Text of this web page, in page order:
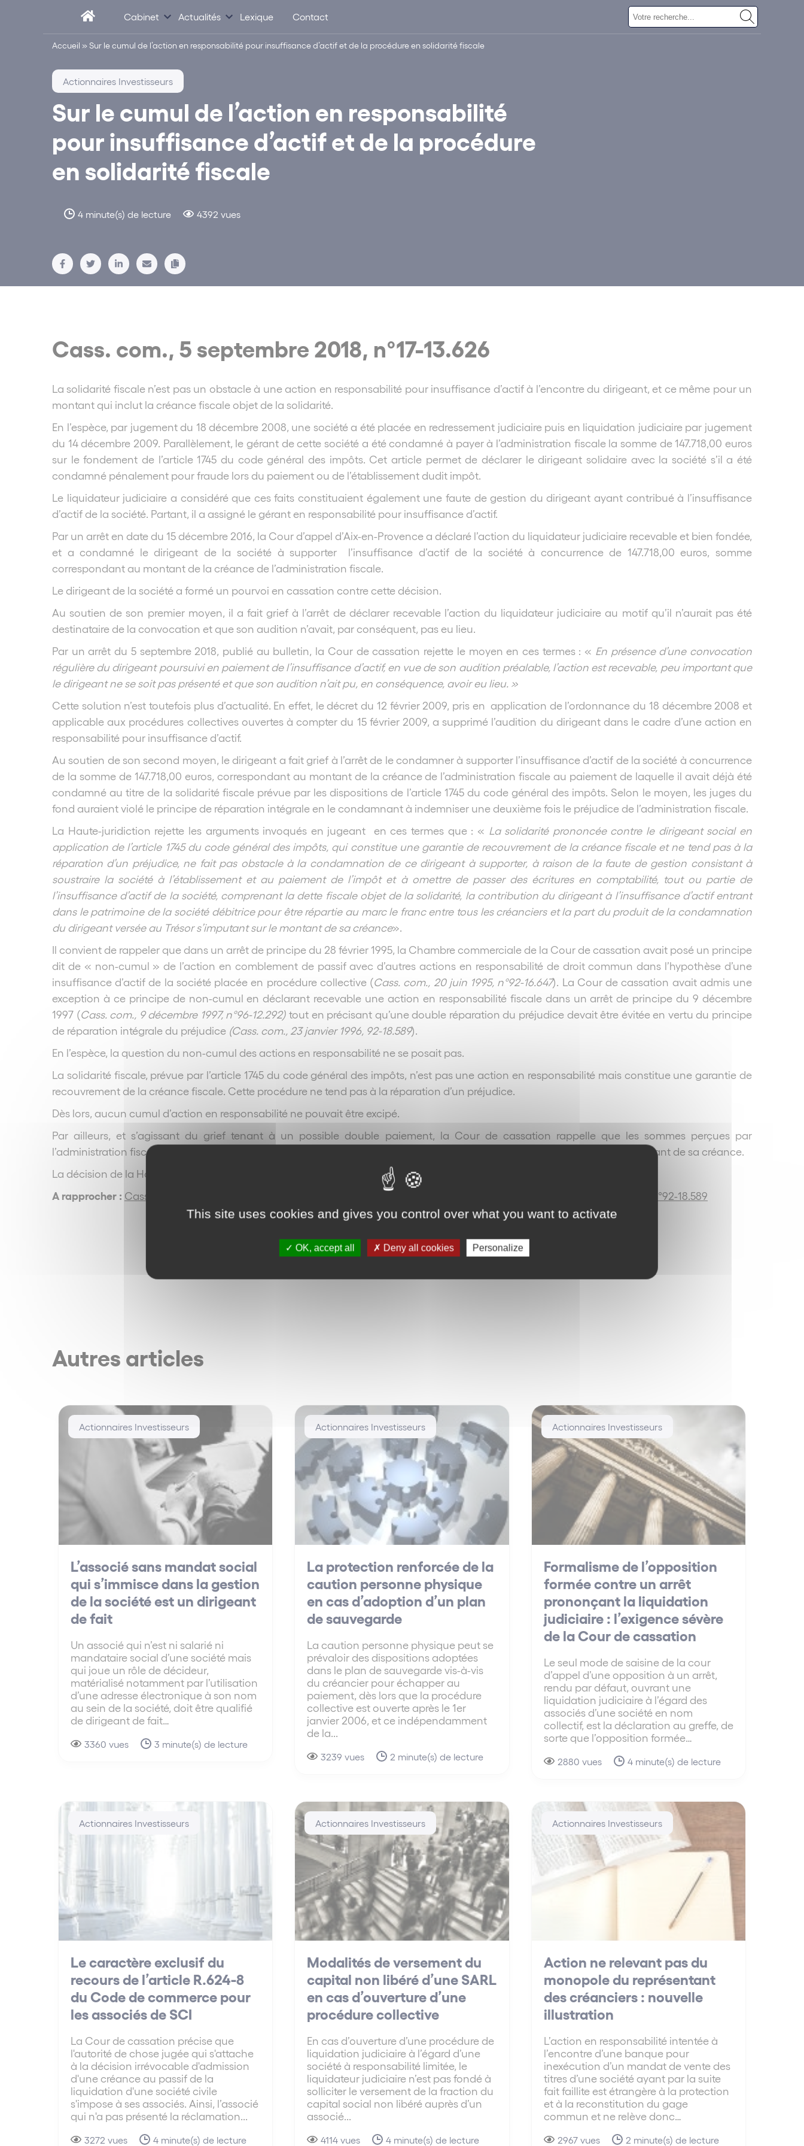
Cabinet Actualités Lexique Contact
Accueil » Sur le cumul de l’action en responsabilité pour insuffisance d’actif et de la procédure en solidarité fiscale
Sur le cumul de l’action en responsabilité
pour insuffisance d’actif et de la procédure
en solidarité fiscale
4 minute(s) de lecture 4392 vues
Actionnaires Investisseurs
Cass. com., 5 septembre 2018, n°17-13.626
La solidarité fiscale n’est pas un obstacle à une action en responsabilité pour insuffisance d’actif à l’encontre du dirigeant, et ce même pour un
montant qui inclut la créance fiscale objet de la solidarité.
En l’espèce, par jugement du 18 décembre 2008, une société a été placée en redressement judiciaire puis en liquidation judiciaire par jugement
du 14 décembre 2009. Parallèlement, le gérant de cette société a été condamné à payer à l’administration fiscale la somme de 147.718,00 euros
sur le fondement de l’article 1745 du code général des impôts. Cet article permet de déclarer le dirigeant solidaire avec la société s’il a été
condamné pénalement pour fraude lors du paiement ou de l’établissement dudit impôt.
Le liquidateur judiciaire a considéré que ces faits constituaient également une faute de gestion du dirigeant ayant contribué à l’insuffisance
d’actif de la société. Partant, il a assigné le gérant en responsabilité pour insuffisance d’actif.
Par un arrêt en date du 15 décembre 2016, la Cour d’appel d’Aix-en-Provence a déclaré l’action du liquidateur judiciaire recevable et bien fondée,
et a condamné le dirigeant de la société à supporter l’insuffisance d’actif de la société à concurrence de 147.718,00 euros, somme
correspondant au montant de la créance de l’administration fiscale.
Le dirigeant de la société a formé un pourvoi en cassation contre cette décision.
Au soutien de son premier moyen, il a fait grief à l’arrêt de déclarer recevable l’action du liquidateur judiciaire au motif qu’il n’aurait pas été
destinataire de la convocation et que son audition n’avait, par conséquent, pas eu lieu.
Par un arrêt du 5 septembre 2018, publié au bulletin, la Cour de cassation rejette le moyen en ces termes : « En présence d’une convocation
régulière du dirigeant poursuivi en paiement de l’insuffisance d’actif, en vue de son audition préalable, l’action est recevable, peu important que
le dirigeant ne se soit pas présenté et que son audition n’ait pu, en conséquence, avoir eu lieu. »
Cette solution n’est toutefois plus d’actualité. En effet, le décret du 12 février 2009, pris en application de l’ordonnance du 18 décembre 2008 et
applicable aux procédures collectives ouvertes à compter du 15 février 2009, a supprimé l’audition du dirigeant dans le cadre d’une action en
responsabilité pour insuffisance d’actif.
Au soutien de son second moyen, le dirigeant a fait grief à l’arrêt de le condamner à supporter l’insuffisance d’actif de la société à concurrence
de la somme de 147.718,00 euros, correspondant au montant de la créance de l’administration fiscale au paiement de laquelle il avait déjà été
condamné au titre de la solidarité fiscale prévue par les dispositions de l’article 1745 du code général des impôts. Selon le moyen, les juges du
fond auraient violé le principe de réparation intégrale en le condamnant à indemniser une deuxième fois le préjudice de l’administration fiscale.
La Haute-juridiction rejette les arguments invoqués en jugeant en ces termes que : « La solidarité prononcée contre le dirigeant social en
application de l’article 1745 du code général des impôts, qui constitue une garantie de recouvrement de la créance fiscale et ne tend pas à la
réparation d’un préjudice, ne fait pas obstacle à la condamnation de ce dirigeant à supporter, à raison de la faute de gestion consistant à
soustraire la société à l’établissement et au paiement de l’impôt et à omettre de passer des écritures en comptabilité, tout ou partie de
l’insuffisance d’actif de la société, comprenant la dette fiscale objet de la solidarité, la contribution du dirigeant à l’insuffisance d’actif entrant
dans le patrimoine de la société débitrice pour être répartie au marc le franc entre tous les créanciers et la part du produit de la condamnation
du dirigeant versée au Trésor s’imputant sur le montant de sa créance».
Il convient de rappeler que dans un arrêt de principe du 28 février 1995, la Chambre commerciale de la Cour de cassation avait posé un principe
dit de « non-cumul » de l’action en comblement de passif avec d’autres actions en responsabilité de droit commun dans l’hypothèse d’une
insuffisance d’actif de la société placée en procédure collective (Cass. com., 20 juin 1995, n°92-16.647). La Cour de cassation avait admis une
exception à ce principe de non-cumul en déclarant recevable une action en responsabilité fiscale dans un arrêt de principe du 9 décembre
1997 (Cass. com., 9 décembre 1997, n°96-12.292) tout en précisant qu’une double réparation du préjudice devait être évitée en vertu du principe
de réparation intégrale du préjudice (Cass. com., 23 janvier 1996, 92-18.589).
En l’espèce, la question du non-cumul des actions en responsabilité ne se posait pas.
La solidarité fiscale, prévue par l’article 1745 du code général des impôts, n’est pas une action en responsabilité mais constitue une garantie de
recouvrement de la créance fiscale. Cette procédure ne tend pas à la réparation d’un préjudice.
Dès lors, aucun cumul d’action en responsabilité ne pouvait être excipé.
Par ailleurs, et s’agissant du grief tenant à un possible double paiement, la Cour de cassation rappelle que les sommes perçues par
l’administration fiscale dans le cadre du désintéressement des créanciers de la procédure collective s’imputeront sur le montant de sa créance.
La décision de la Haute Juridiction ne souffre aucune contestation.
A rapprocher : Cass. com., 20 juin 1995, n°92-16.647 Cass. com., 23 janvier 1996, n°92-18.589
Autres articles
Actionnaires Investisseurs
L’associé sans mandat social
qui s’immisce dans la gestion
de la société est un dirigeant
de fait
Un associé qui n’est ni salarié ni
mandataire social d’une société mais
qui joue un rôle de décideur,
matérialisé notamment par l’utilisation
d’une adresse électronique à son nom
au sein de la société, doit être qualifié
de dirigeant de fait…
3360 vues 3 minute(s) de lecture
Actionnaires Investisseurs
La protection renforcée de la
caution personne physique
en cas d’adoption d’un plan
de sauvegarde
La caution personne physique peut se
prévaloir des dispositions adoptées
dans le plan de sauvegarde vis-à-vis
du créancier pour échapper au
paiement, dès lors que la procédure
collective est ouverte après le 1er
janvier 2006, et ce indépendamment
de la...
3239 vues 2 minute(s) de lecture
Actionnaires Investisseurs
Formalisme de l’opposition
formée contre un arrêt
prononçant la liquidation
judiciaire : l’exigence sévère
de la Cour de cassation
Le seul mode de saisine de la cour
d’appel d’une opposition à un arrêt,
rendu par défaut, ouvrant une
liquidation judiciaire à l’égard des
associés d’une société en nom
collectif, est la déclaration au greffe, de
sorte que l’opposition formée…
2880 vues 4 minute(s) de lecture
Actionnaires Investisseurs
Le caractère exclusif du
recours de l’article R.624-8
du Code de commerce pour
les associés de SCI
La Cour de cassation précise que
l'autorité de chose jugée qui s'attache
à la décision irrévocable d'admission
d'une créance au passif de la
liquidation d'une société civile
s'impose à ses associés. Ainsi, l’associé
qui n'a pas présenté la réclamation...
3272 vues 4 minute(s) de lecture
Actionnaires Investisseurs
Modalités de versement du
capital non libéré d’une SARL
en cas d’ouverture d’une
procédure collective
En cas d’ouverture d’une procédure de
liquidation judiciaire à l’égard d’une
société à responsabilité limitée, le
liquidateur judiciaire n’est pas fondé à
solliciter le versement de la fraction du
capital social non libéré auprès d’un
associé...
4114 vues 4 minute(s) de lecture
Actionnaires Investisseurs
Action ne relevant pas du
monopole du représentant
des créanciers : nouvelle
illustration
L’action en responsabilité intentée à
l’encontre d’une banque pour
inexécution d’un mandat de vente des
titres d’une société ayant par la suite
fait faillite est étrangère à la protection
et à la reconstitution du gage
commun et ne relève donc…
2967 vues 2 minute(s) de lecture
This site uses cookies and gives you control over what you want to activate
OK, accept all Deny all cookies Personalize